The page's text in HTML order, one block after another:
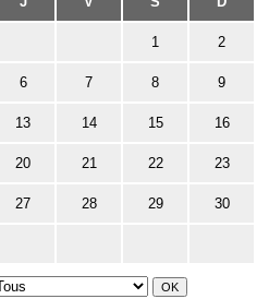
1 2
6 7 8 9
13 14 15 16
20 21 22 23
27 28 29 30